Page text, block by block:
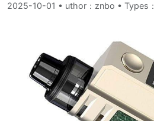
2025-10-01 • uthor：znbo • Types：